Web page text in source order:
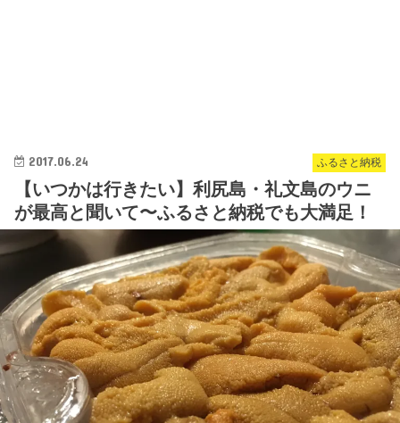
ふるさと納税
2017.06.24
【いつかは行きたい】利尻島・礼文島のウニ
が最高と聞いて〜ふるさと納税でも大満足！